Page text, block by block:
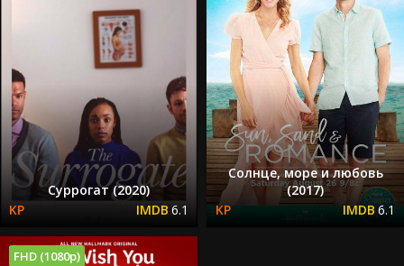
Cуррогат (2020)
6.1
Солнце, море и любовь
(2017)
6.1
FHD (1080p)